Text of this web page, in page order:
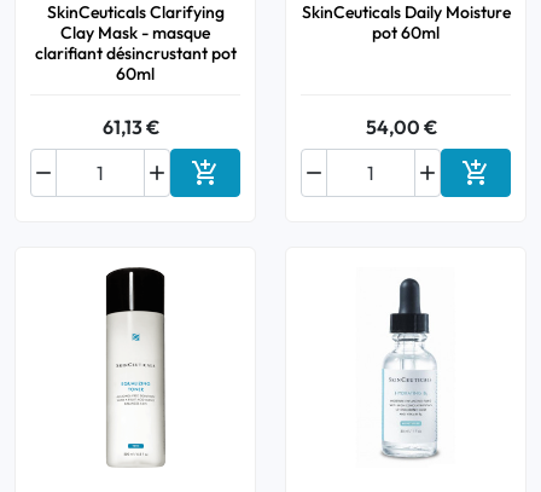
SkinCeuticals Clarifying
Clay Mask - masque
clarifiant désincrustant pot
60ml
61,13 €

 Ajouter au panier
SkinCeuticals Daily Moisture
pot 60ml
54,00 €

 